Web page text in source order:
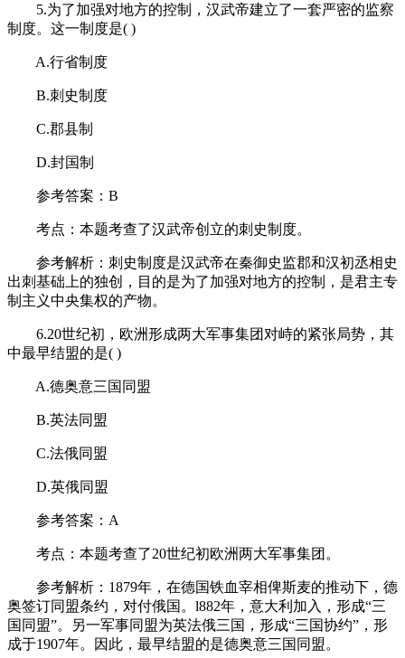
5.为了加强对地方的控制，汉武帝建立了一套严密的监察
制度。这一制度是( )
A.行省制度
B.刺史制度
C.郡县制
D.封国制
参考答案：B
考点：本题考查了汉武帝创立的刺史制度。
参考解析：刺史制度是汉武帝在秦御史监郡和汉初丞相史
出刺基础上的独创，目的是为了加强对地方的控制，是君主专
制主义中央集权的产物。
6.20世纪初，欧洲形成两大军事集团对峙的紧张局势，其
中最早结盟的是( )
A.德奥意三国同盟
B.英法同盟
C.法俄同盟
D.英俄同盟
参考答案：A
考点：本题考查了20世纪初欧洲两大军事集团。
参考解析：1879年，在德国铁血宰相俾斯麦的推动下，德
奥签订同盟条约，对付俄国。l882年，意大利加入，形成“三
国同盟”。另一军事同盟为英法俄三国，形成“三国协约”，形
成于1907年。因此，最早结盟的是德奥意三国同盟。